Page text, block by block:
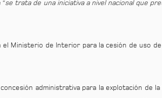
“se trata de una iniciativa a nivel nacional que
Ministerio de Interior para la cesión de uso de
administrativa para la explotación de